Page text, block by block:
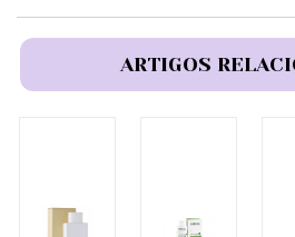
ARTIGOS